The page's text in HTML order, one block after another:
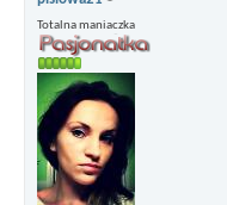
Totalna maniaczka